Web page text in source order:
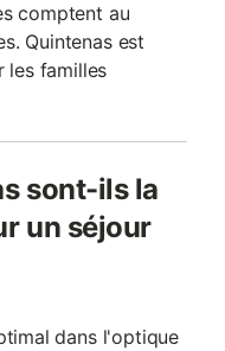
comptent au
Quintenas est
les familles
sont-ils la
un séjour
dans l'optique